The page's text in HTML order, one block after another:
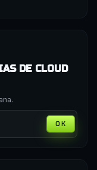
DE CLOUD
OK